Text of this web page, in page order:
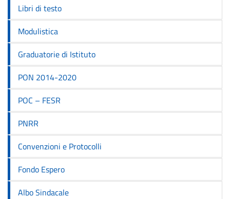
Libri di testo
Modulistica
Graduatorie di Istituto
PON 2014-2020
POC – FESR
PNRR
Convenzioni e Protocolli
Fondo Espero
Albo Sindacale